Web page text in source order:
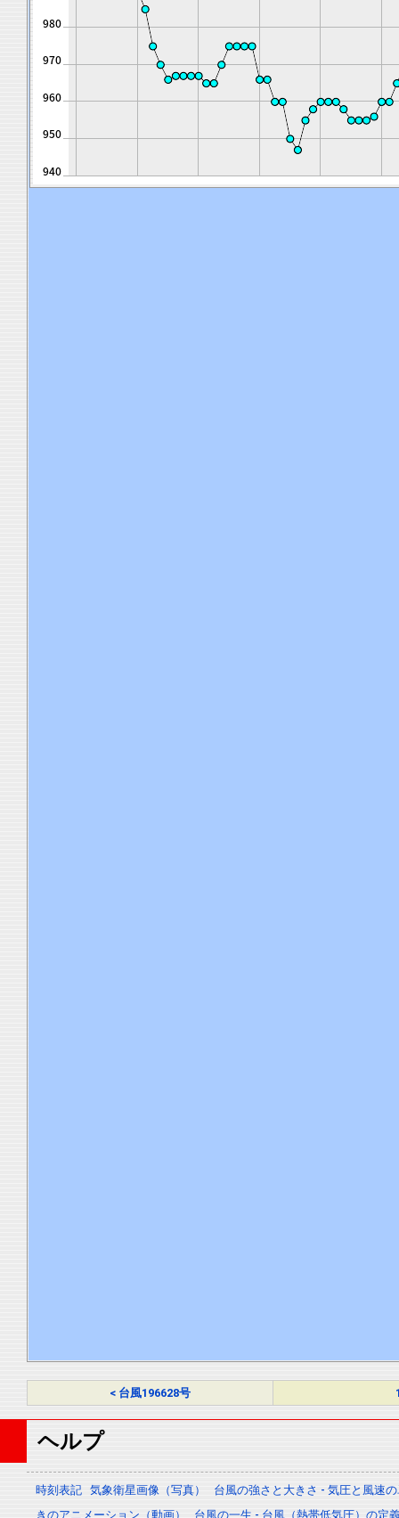
< 台風196628号
ヘルプ
時刻表記 気象衛星画像（写真）
台風の強さと大きさ - 気圧と風速
きのアニメーション（動画）
台風の一生 - 台風（熱帯低気圧）の定